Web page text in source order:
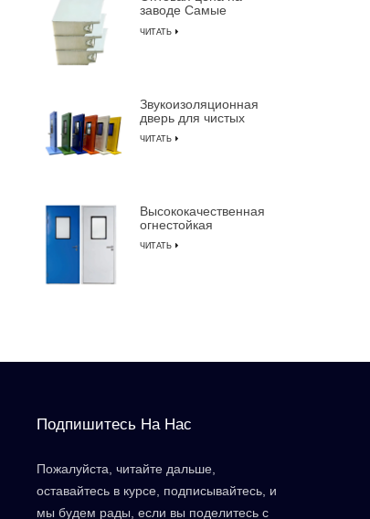
заводе Самые
предварительно
ЧИТАТЬ
Звукоизоляционная
дверь для чистых
алюминиевой рамой
ЧИТАТЬ
Высококачественная
огнестойкая
дверь для чистых
ЧИТАТЬ
Подпишитесь На Нас
Пожалуйста, читайте дальше,
оставайтесь в курсе, подписывайтесь, и
мы будем рады, если вы поделитесь с